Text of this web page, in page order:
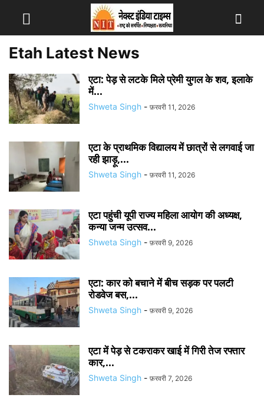
Etah Latest News
एटा: पेड़ से लटके मिले प्रेमी युगल के शव, इलाके
में...
Shweta Singh - फ़रवरी 11, 2026
एटा के प्राथमिक विद्यालय में छात्रों से लगवाई जा
रही झाड़ू,...
Shweta Singh - फ़रवरी 11, 2026
एटा पहुंची यूपी राज्य महिला आयोग की अध्यक्ष,
कन्या जन्म उत्सव...
Shweta Singh - फ़रवरी 9, 2026
एटा: कार को बचाने में बीच सड़क पर पलटी
रोडवेज बस,...
Shweta Singh - फ़रवरी 9, 2026
एटा में पेड़ से टकराकर खाई में गिरी तेज रफ्तार
कार,...
Shweta Singh - फ़रवरी 7, 2026